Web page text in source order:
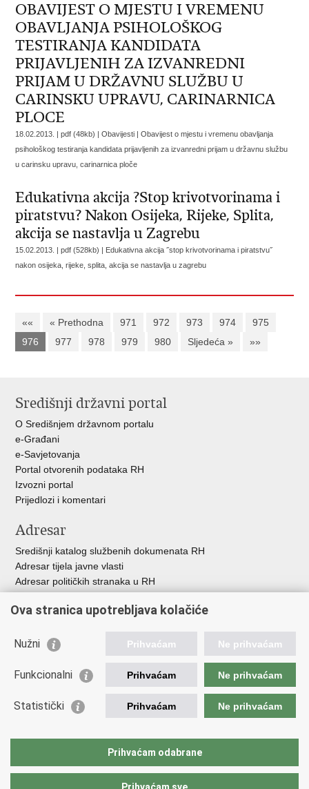
OBAVIJEST O MJESTU I VREMENU
OBAVLJANJA PSIHOLOŠKOG
TESTIRANJA KANDIDATA
PRIJAVLJENIH ZA IZVANREDNI
PRIJAM U DRŽAVNU SLUŽBU U
CARINSKU UPRAVU, CARINARNICA
PLOCE
18.02.2013. | pdf (48kb) | Obavijesti |Obavijest o mjestu i vremenu obavljanja
psihološkog testiranja kandidata prijavljenih za izvanredni prijam u državnu službu
u carinsku upravu, carinarnica ploče
Edukativna akcija ?Stop krivotvorinama i
piratstvu? Nakon Osijeka, Rijeke, Splita,
akcija se nastavlja u Zagrebu
15.02.2013. | pdf (528kb) | Edukativna akcija ˝stop krivotvorinama i piratstvu˝
nakon osijeka, rijeke, splita, akcija se nastavlja u zagrebu
«« « Prethodna 971 972 973 974
975
976
977 978 979 980 Sljedeća » »»
Središnji državni portal
O Središnjem državnom portalu
e-Građani
e-Savjetovanja
Portal otvorenih podataka RH
Izvozni portal
Prijedlozi i komentari
Adresar
Središnji katalog službenih dokumenata RH
Adresar tijela javne vlasti
Adresar političkih stranaka u RH
Besplatni telefoni javne uprave
Važne poveznice
Vlada Republike Hrvatske
Europska komisija
Taxation and Customs Union
Ova stranica upotrebljava kolačiće
Nužni Prihvaćam Ne prihvaćam
Funkcionalni Prihvaćam Ne prihvaćam
Statistički Prihvaćam Ne prihvaćam
Prihvaćam odabrane